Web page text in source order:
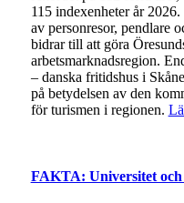
115 indexenheter år
av personresor, pendlare
bidrar till att göra
arbetsmarknadsregion.
– danska fritidshus i
på betydelsen av den
för turismen i regionen.
FAKTA: Universitet